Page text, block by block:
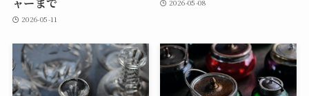
2026-05-11
2026-05-08